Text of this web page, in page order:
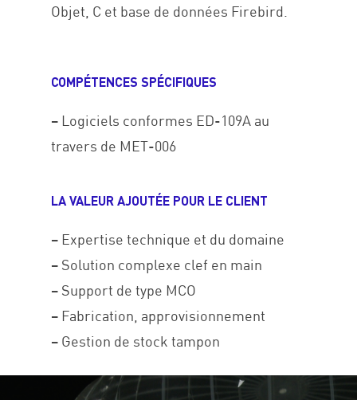
Objet, C et base de données Firebird.
COMPÉTENCES SPÉCIFIQUES
– Logiciels conformes ED-109A au
travers de MET-006
LA VALEUR AJOUTÉE POUR LE CLIENT
– Expertise technique et du domaine
– Solution complexe clef en main
– Support de type MCO
– Fabrication, approvisionnement
– Gestion de stock tampon